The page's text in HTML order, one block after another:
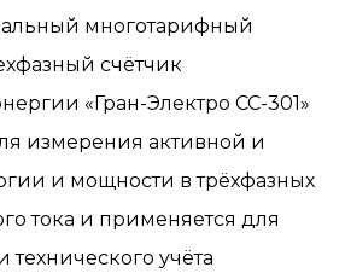
многотарифный
счётчик
«Гран-Электро СС-301»
измерения активной и
и мощности в трёхфазных
тока и применяется для
учёта